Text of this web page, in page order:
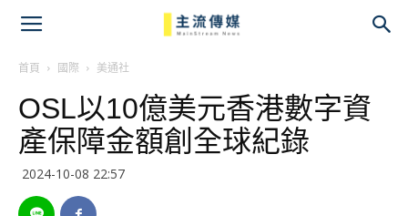
首頁 國際 美通社
OSL以10億美元香港數字資
產保障金額創全球紀錄
2024-10-08 22:57